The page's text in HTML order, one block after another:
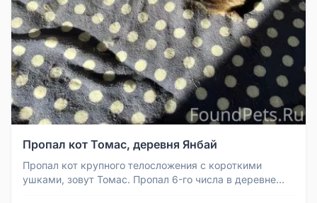
Пропал кот Томас, деревня Янбай
Пропал кот крупного телосложения с короткими
ушками, зовут Томас. Пропал 6-го числа в деревне